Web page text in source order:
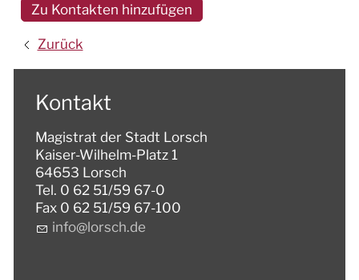
Zu Kontakten hinzufügen
Zurück
Kontakt
Magistrat der Stadt Lorsch
Kaiser-Wilhelm-Platz 1
64653 Lorsch
Tel. 0 62 51/59 67-0
Fax 0 62 51/59 67-100
nf
l rsch d